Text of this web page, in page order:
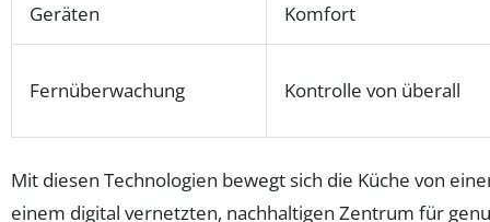
Geräten
Komfort
Fernüberwachung Kontrolle von überall
Mit diesen Technologien bewegt sich die Küche von
einem digital vernetzten, nachhaltigen Zentrum für